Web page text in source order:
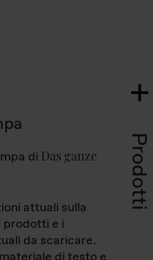
Prodotti
di Das ganze
attuali sulla
prodotti e i
da scaricare.
di testo e